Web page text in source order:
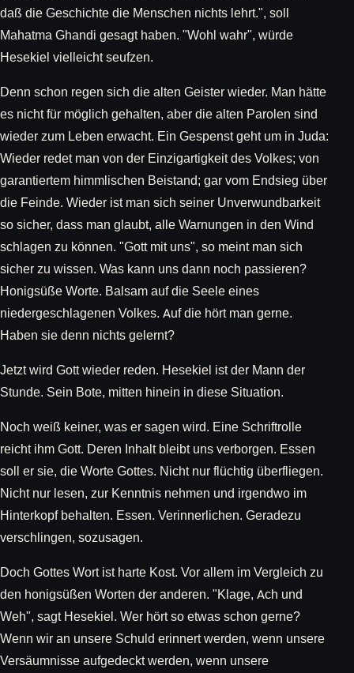
daß die Geschichte die Menschen nichts lehrt.", soll
Mahatma Ghandi gesagt haben. "Wohl wahr", würde
Hesekiel vielleicht seufzen.
Denn schon regen sich die alten Geister wieder. Man hätte
es nicht für möglich gehalten, aber die alten Parolen sind
wieder zum Leben erwacht. Ein Gespenst geht um in Juda:
Wieder redet man von der Einzigartigkeit des Volkes; von
garantiertem himmlischen Beistand; gar vom Endsieg über
die Feinde. Wieder ist man sich seiner Unverwundbarkeit
so sicher, dass man glaubt, alle Warnungen in den Wind
schlagen zu können. "Gott mit uns", so meint man sich
sicher zu wissen. Was kann uns dann noch passieren?
Honigsüße Worte. Balsam auf die Seele eines
niedergeschlagenen Volkes. Auf die hört man gerne.
Haben sie denn nichts gelernt?
Jetzt wird Gott wieder reden. Hesekiel ist der Mann der
Stunde. Sein Bote, mitten hinein in diese Situation.
Noch weiß keiner, was er sagen wird. Eine Schriftrolle
reicht ihm Gott. Deren Inhalt bleibt uns verborgen. Essen
soll er sie, die Worte Gottes. Nicht nur flüchtig überfliegen.
Nicht nur lesen, zur Kenntnis nehmen und irgendwo im
Hinterkopf behalten. Essen. Verinnerlichen. Geradezu
verschlingen, sozusagen.
Doch Gottes Wort ist harte Kost. Vor allem im Vergleich zu
den honigsüßen Worten der anderen. "Klage, Ach und
Weh", sagt Hesekiel. Wer hört so etwas schon gerne?
Wenn wir an unsere Schuld erinnert werden, wenn unsere
Versäumnisse aufgedeckt werden, wenn unsere